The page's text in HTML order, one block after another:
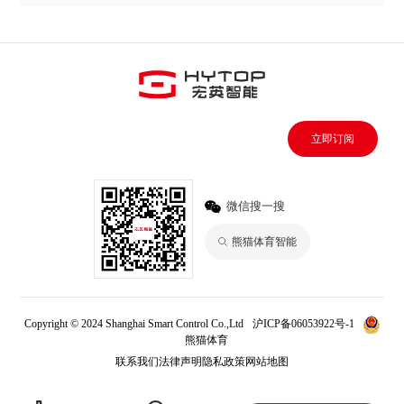
立即订阅
微信搜一搜
熊猫体育智能
Copyright © 2024 Shanghai Smart Control Co.,Ltd
沪ICP备06053922号-1
熊猫体育
联系我们法律声明 隐私政策网站地图